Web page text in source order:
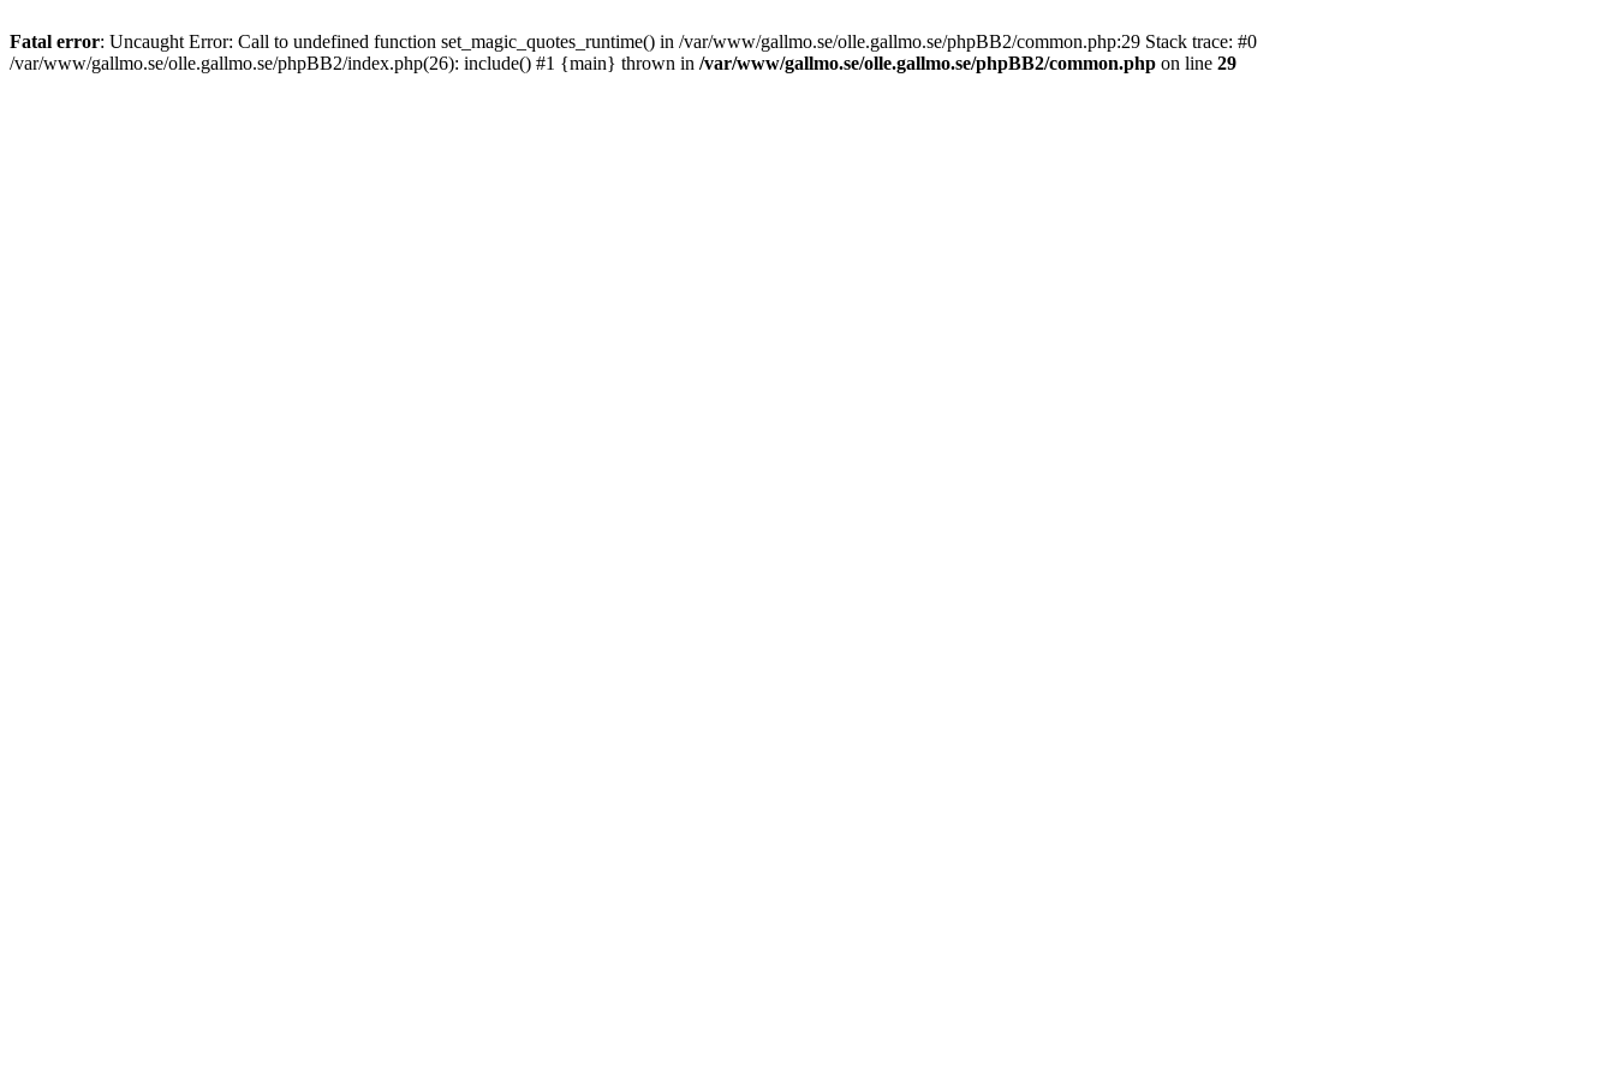
Fatal error: Uncaught Error: Call to undefined function set_magic_quotes_runtime() in /var/www/gallmo.se/olle.gallmo.se/phpBB2/common.php:29 Stack trace: #0
/var/www/gallmo.se/olle.gallmo.se/phpBB2/index.php(26): include() #1 {main} thrown in /var/www/gallmo.se/olle.gallmo.se/phpBB2/common.php on line 29